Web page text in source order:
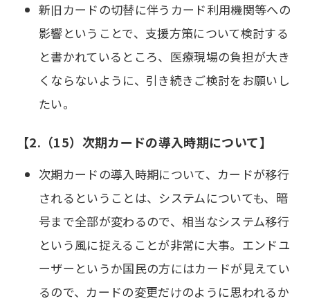
新旧カードの切替に伴うカード利用機関等への
影響ということで、支援方策について検討する
と書かれているところ、医療現場の負担が大き
くならないように、引き続きご検討をお願いし
たい。
【2.（15）次期カードの導入時期について】
次期カードの導入時期について、カードが移行
されるということは、システムについても、暗
号まで全部が変わるので、相当なシステム移行
という風に捉えることが非常に大事。エンドユ
ーザーというか国民の方にはカードが見えてい
るので、カードの変更だけのように思われるか